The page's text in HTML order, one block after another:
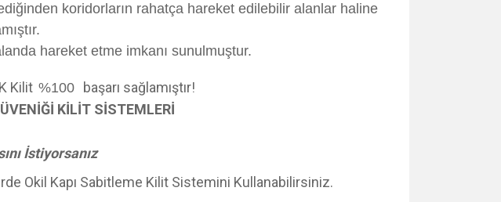
koridorların rahatça hareket edilebilir alanlar haline
hareket etme imkanı sunulmuştur.
Kilit %100
başarı sağlamıştır!
KİLİT SİSTEMLERİ
İstiyorsanız
Okil Kapı Sabitleme Kilit Sistemini Kullanabilirsiniz.